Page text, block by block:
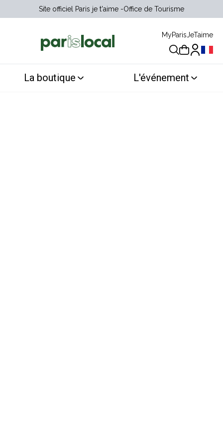
Site officiel Paris je t'aime Office de Tourisme
MyParisJeTaime
La boutique L'événement